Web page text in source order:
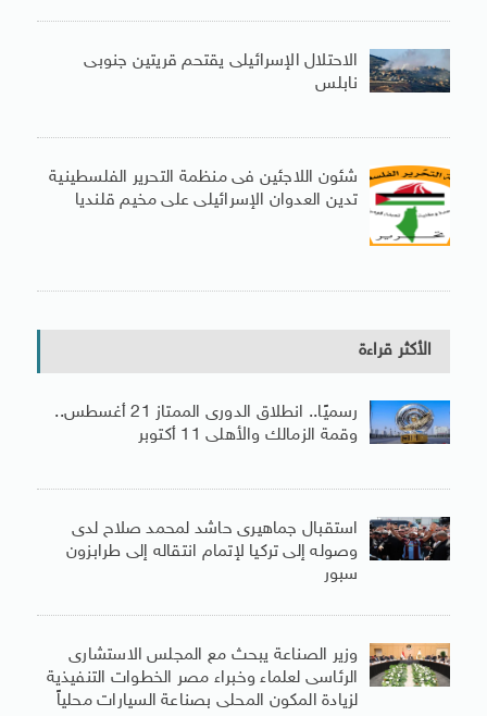
الاحتلال الإسرائيلى يقتحم قريتين جنوبى
نابلس
شئون اللاجئين فى منظمة التحرير الفلسطينية
تدين العدوان الإسرائيلى على مخيم قلنديا
الأكثر قراءة
رسميًا.. انطلاق الدورى الممتاز 21 أغسطس..
وقمة الزمالك والأهلى 11 أكتوبر
استقبال جماهيرى حاشد لمحمد صلاح لدى
وصوله إلى تركيا لإتمام انتقاله إلى طرابزون
سبور
وزير الصناعة يبحث مع المجلس الاستشارى
الرئاسى لعلماء وخبراء مصر الخطوات التنفيذية
لزيادة المكون المحلى بصناعة السيارات محلياً